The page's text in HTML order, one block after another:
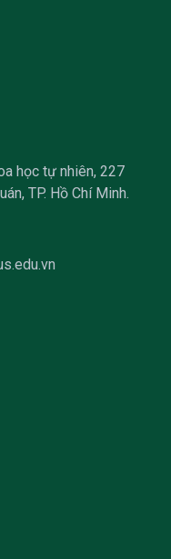
học tự nhiên, 227
TP. Hồ Chí Minh.